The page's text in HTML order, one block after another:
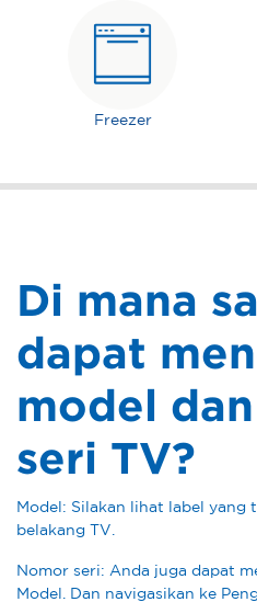
Freezer
Di mana
dapat
model
seri TV?
Model: Silakan lihat label yang
belakang TV.
Nomor seri: Anda juga dapat
Model. Dan navigasikan ke